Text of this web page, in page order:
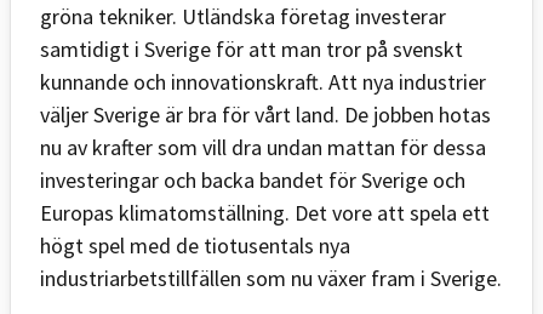
gröna tekniker. Utländska företag investerar
samtidigt i Sverige för att man tror på svenskt
kunnande och innovationskraft. Att nya industrier
väljer Sverige är bra för vårt land. De jobben hotas
nu av krafter som vill dra undan mattan för dessa
investeringar och backa bandet för Sverige och
Europas klimatomställning. Det vore att spela ett
högt spel med de tiotusentals nya
industriarbetstillfällen som nu växer fram i Sverige.